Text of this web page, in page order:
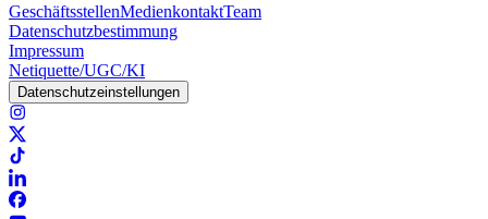
GeschäftsstellenMedienkontaktTeam
Datenschutzbestimmung
Impressum
Netiquette/UGC/KI
Datenschutzeinstellungen